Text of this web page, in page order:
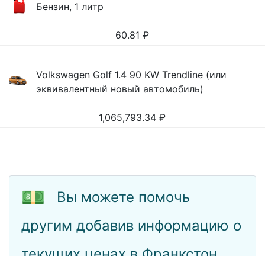
Бензин, 1 литр
60.81 ₽
Volkswagen Golf 1.4 90 KW Trendline (или
эквивалентный новый автомобиль)
1,065,793.34 ₽
💵
Вы можете помочь
другим добавив информацию о